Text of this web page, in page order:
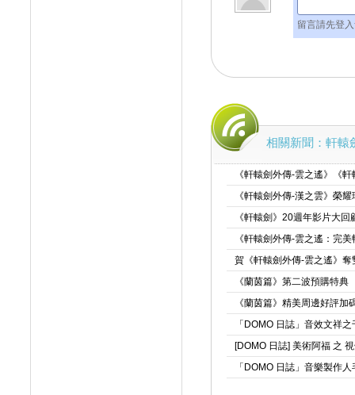
留言請先登
相關新聞：軒轅
《軒轅劍外傳-雲之遙》《
《軒轅劍外傳-漢之雲》榮
《軒轅劍》20週年影片大
《軒轅劍外傳-雲之遙：完
賀《軒轅劍外傳-雲之遙》
《蘭茵篇》第二波預購特
《蘭茵篇》精美周邊好評
「DOMO 日誌」音效文祥
[DOMO 日誌] 美術阿福 之
「DOMO 日誌」音樂製作